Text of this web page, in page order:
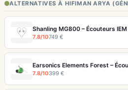
ALTERNATIVES À HIFIMAN ARYA
7.8/10749 €
7.8/10399 €